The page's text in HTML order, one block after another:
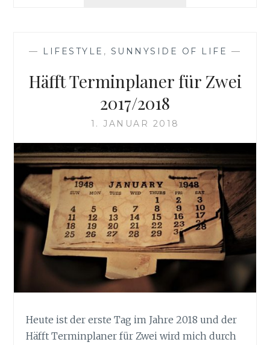
— LIFESTYLE , SUNNYSIDE OF LIFE —
Häfft Terminplaner für Zwei
2017/2018
1. JANUAR 2018
Heute ist der erste Tag im Jahre 2018 und der
Häfft Terminplaner für Zwei wird mich durch